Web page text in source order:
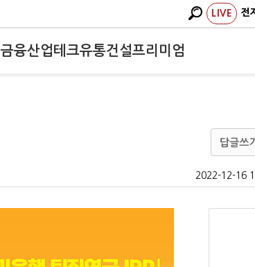
LIVE 전
금융산업테크유통건설프리미엄
답글쓰기
2022-12-16